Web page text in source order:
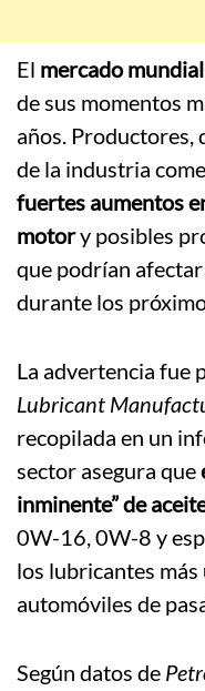
El mercado
de sus momentos
años. Productores,
de la industria
fuertes aumentos
motory posibles
que podrían
durante los
La advertencia fue
Lubricant
recopilada en un
sector asegura que
inminente” de
0W-16, 0W-8 y
los lubricantes
automóviles de
Según datos de